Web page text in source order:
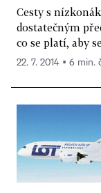
Cesty s
dostatečným
co se platí, aby
22. 7. 2014 ▪ 6 min.